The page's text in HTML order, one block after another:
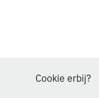
Cookie erbij?